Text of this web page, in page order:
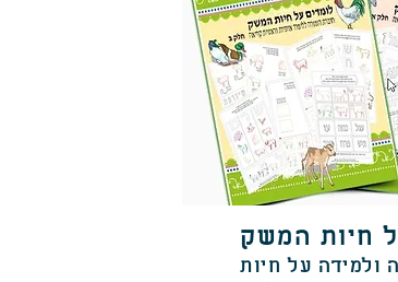
חיות המשק
ולמידה על חיות